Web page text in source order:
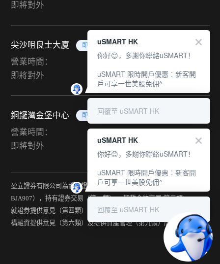
即將對外
尖沙咀良士大廈 即將對外
營業時間：
即將對外
銅鑼灣金堡中心 即將對外
營業時間：
即將對外
盈立證券有限公司為香港證監會持牌法團（中央編號：
BJA907），持有證券交易（第一類） 、期貨合約交易(第二類) 、
就證券提供意見（第四類） 、就期貨合約提供意見(第五類) 、就機
構融資提供意見（第六類）及提供資產管理（第九類）牌照。
uSMART HK
你好😊，多謝你聯絡uSMART！
uSMART 限時開戶優惠︰新客開
戶可享一世美股免佣^
回覆至 uSMART HK
uSMART HK
你好😊，多謝你聯絡uSMART！
uSMART 限時開戶優惠︰新客開
戶可享一世美股免佣^
回覆至 uSMART HK